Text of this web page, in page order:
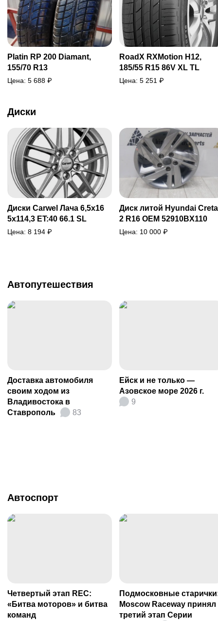
Platin RP 200 Diamant,
155/70 R13
Цена: 5 688 ₽
RoadX RXMotion H12,
185/55 R15 86V XL TL
Цена: 5 251 ₽
Диски
Диски Carwel Лача 6,5x16
5x114,3 ET:40 66.1 SL
Цена: 8 194 ₽
Диск литой Hyundai Creta
2 R16 OEM 52910BX110
Цена: 10 000 ₽
Автопутешествия
Доставка автомобиля
своим ходом из
Владивостока в
Ставрополь
83
Ейск и не только —
Азовское море 2026 г.
9
Автоспорт
Четвертый этап REC:
«Битва моторов» и битва
команд
Подмосковные
Moscow Raceway принял
третий этап Серии